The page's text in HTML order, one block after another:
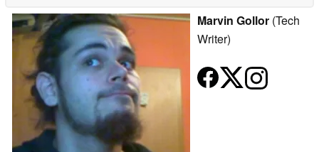
Marvin Gollor (Tech
Writer)